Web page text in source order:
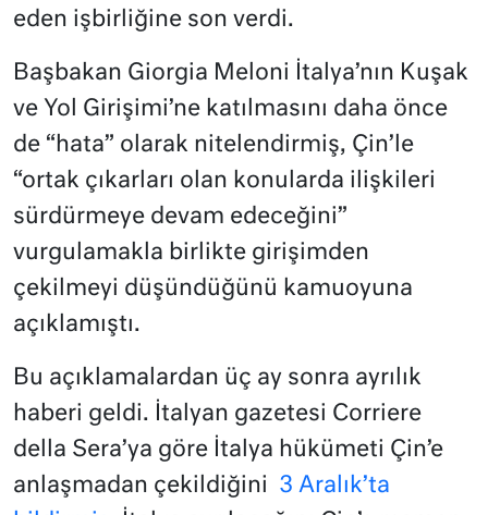
eden işbirliğine son verdi.
Başbakan Giorgia Meloni İtalya’nın Kuşak
ve Yol Girişimi’ne katılmasını daha önce
de “hata” olarak nitelendirmiş, Çin’le
“ortak çıkarları olan konularda ilişkileri
sürdürmeye devam edeceğini”
vurgulamakla birlikte girişimden
çekilmeyi düşündüğünü kamuoyuna
açıklamıştı.
Bu açıklamalardan üç ay sonra ayrılık
haberi geldi. İtalyan gazetesi Corriere
della Sera’ya göre İtalya hükümeti Çin’e
anlaşmadan çekildiğini
3 Aralık’ta